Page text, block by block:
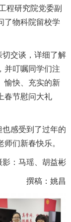
程研究院党委副
了物科院留校学
交谈，详细了解
并叮嘱同学们注
愉快、充实的新
春节慰问大礼
感受到了过年的
们新春快乐。
影：马瑶、胡益彬
撰稿：姚昌